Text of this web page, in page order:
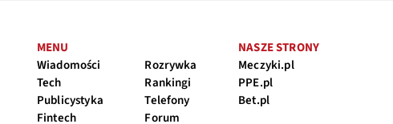
MENU
Wiadomości
Tech
Publicystyka
Fintech
Rozrywka
Rankingi
Telefony
Forum
NASZE STRONY
Meczyki.pl
PPE.pl
Bet.pl